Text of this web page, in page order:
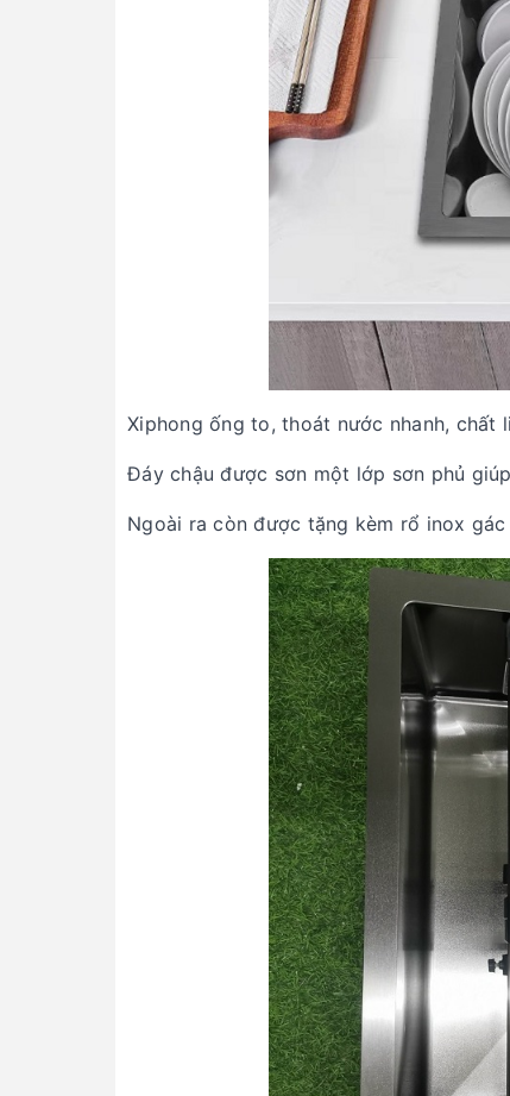
Xiphong ống to, thoát nước nhanh, chất
Đáy chậu được sơn một lớp sơn phủ
Ngoài ra còn được tặng kèm rổ inox